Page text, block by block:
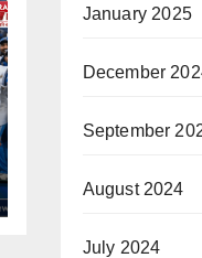
January 2025
December
September
August 2024
July 2024